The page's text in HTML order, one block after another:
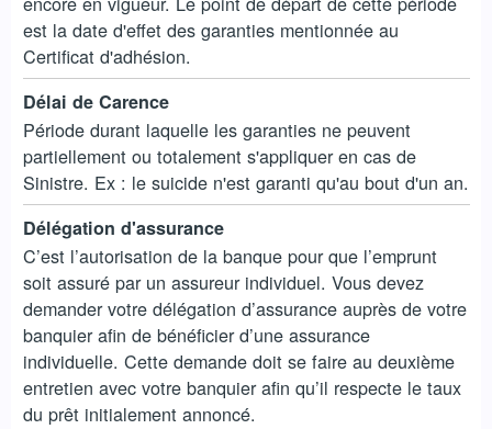
est la date d'effet des garanties mentionnée au
Certificat d'adhésion.
Délai de Carence
Période durant laquelle les garanties ne peuvent
partiellement ou totalement s'appliquer en cas de
Sinistre. Ex : le suicide n'est garanti qu'au bout d'un an.
Délégation d'assurance
C’est l’autorisation de la banque pour que l’emprunt
soit assuré par un assureur individuel. Vous devez
demander votre délégation d’assurance auprès de votre
banquier afin de bénéficier d’une assurance
individuelle. Cette demande doit se faire au deuxième
entretien avec votre banquier afin qu’il respecte le taux
du prêt initialement annoncé.